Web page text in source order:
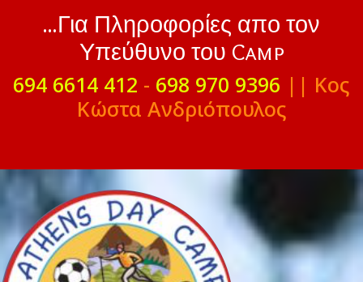
...Για Πληροφορίες απο τον
Υπεύθυνο του Camp
694 6614 412 - 698 970 9396 || Κος
Κώστα Ανδριόπουλος